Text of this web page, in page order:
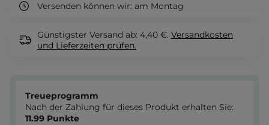
Versenden können wir: am Montag
Günstigster Versand ab: 4,40 €. Versandkosten
und Lieferzeiten prüfen.
Treueprogramm
Nach der Zahlung für dieses Produkt erhalten Sie:
11.99 Punkte